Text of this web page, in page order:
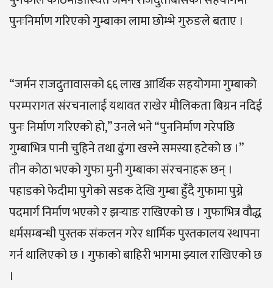
पुनःनिर्माण गरिएको गुम्बाका लामा छोम्भे गुरुङले बताए ।
“जर्मन राजदुतावासको ६६ लाख आर्थिक सहयोगमा गुम्बाको
परम्परागत संरचनालाई यथावत राखेर मौलिकता बिग्रन नदिई
पुनः निर्माण गरिएको हो,” उनले भने “पुननिर्माण गरेपछि
गुम्बाभित्र पानी चुहिने तथा ढुंगा खस्ने समस्या हटेको छ ।”
तीन कोठा भएको गुफा मुनी गुम्बाका संरचनाहरू छन् ।
पहाडको फेदीमा पुगेको सडक देखि गुम्बा हुँदै गुफामा पुग्ने
पदमार्ग निर्माण भएको र झर्‍याङ राखिएको छ । गुफाभित्र वौद्ध
धर्मसम्बन्धी पुस्तक संकलन गरेर धार्मिक पुस्तकालय स्थापना
गर्न थालिएको छ । गुफाको बाहिरी भागमा झ्याल राखिएको छ
।